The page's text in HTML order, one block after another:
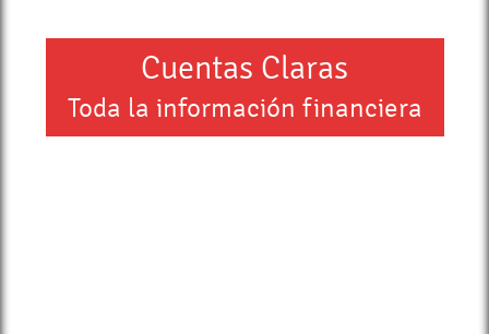
Cuentas Claras
Toda la información financiera